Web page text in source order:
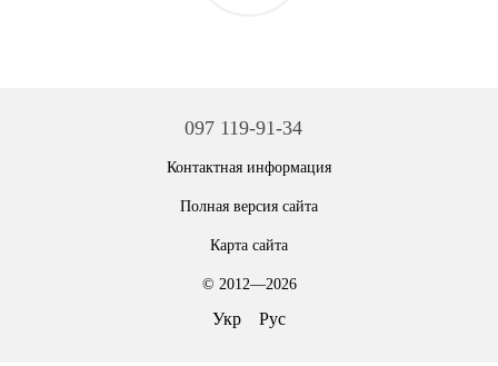
097 119-91-34
Контактная информация
Полная версия сайта
Карта сайта
© 2012—2026
Укр Рус